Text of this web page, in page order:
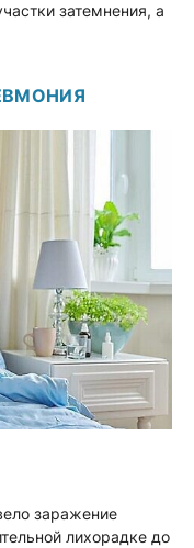
затемнения, а
заражение
лихорадке до